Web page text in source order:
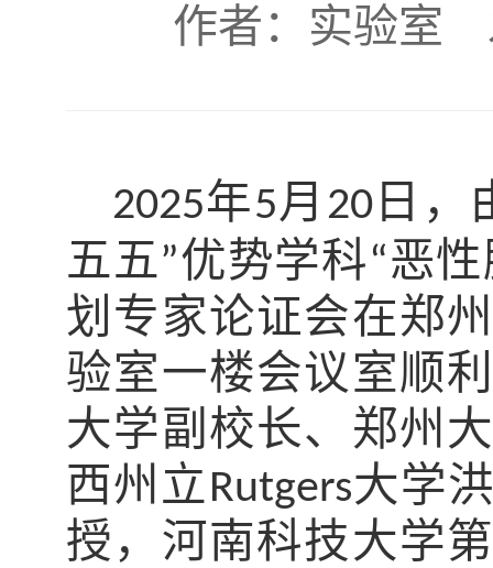
作者：实验室
2025年5月 20日，
五五”优势学科“恶
划专家论证会在郑
验室一楼会议室顺
大学副校长、郑州
西州立 Rutgers大学
授，河南科技大学